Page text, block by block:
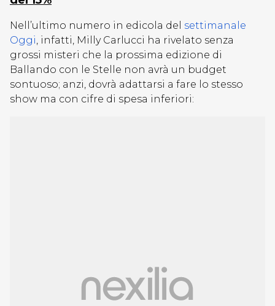
Nell’ultimo numero in edicola del settimanale
Oggi, infatti, Milly Carlucci ha rivelato senza
grossi misteri che la prossima edizione di
Ballando con le Stelle non avrà un budget
sontuoso; anzi, dovrà adattarsi a fare lo stesso
show ma con cifre di spesa inferiori: